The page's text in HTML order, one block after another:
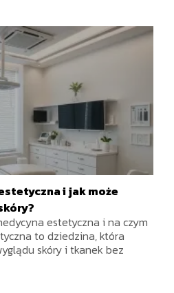
i jak może
estetyczna i na czym
to dziedzina, która
skóry i tkanek bez